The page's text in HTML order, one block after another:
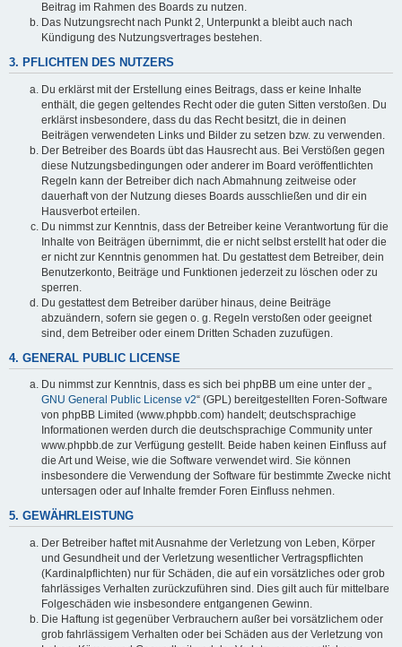
Beitrag im Rahmen des Boards zu nutzen.
Das Nutzungsrecht nach Punkt 2, Unterpunkt a bleibt auch nach
Kündigung des Nutzungsvertrages bestehen.
3. PFLICHTEN DES NUTZERS
Du erklärst mit der Erstellung eines Beitrags, dass er keine Inhalte
enthält, die gegen geltendes Recht oder die guten Sitten verstoßen. Du
erklärst insbesondere, dass du das Recht besitzt, die in deinen
Beiträgen verwendeten Links und Bilder zu setzen bzw. zu verwenden.
Der Betreiber des Boards übt das Hausrecht aus. Bei Verstößen gegen
diese Nutzungsbedingungen oder anderer im Board veröffentlichten
Regeln kann der Betreiber dich nach Abmahnung zeitweise oder
dauerhaft von der Nutzung dieses Boards ausschließen und dir ein
Hausverbot erteilen.
Du nimmst zur Kenntnis, dass der Betreiber keine Verantwortung für die
Inhalte von Beiträgen übernimmt, die er nicht selbst erstellt hat oder die
er nicht zur Kenntnis genommen hat. Du gestattest dem Betreiber, dein
Benutzerkonto, Beiträge und Funktionen jederzeit zu löschen oder zu
sperren.
Du gestattest dem Betreiber darüber hinaus, deine Beiträge
abzuändern, sofern sie gegen o. g. Regeln verstoßen oder geeignet
sind, dem Betreiber oder einem Dritten Schaden zuzufügen.
4. GENERAL PUBLIC LICENSE
Du nimmst zur Kenntnis, dass es sich bei phpBB um eine unter der „
GNU General Public License v2“ (GPL) bereitgestellten Foren-Software
von phpBB Limited (www.phpbb.com) handelt; deutschsprachige
Informationen werden durch die deutschsprachige Community unter
www.phpbb.de zur Verfügung gestellt. Beide haben keinen Einfluss auf
die Art und Weise, wie die Software verwendet wird. Sie können
insbesondere die Verwendung der Software für bestimmte Zwecke nicht
untersagen oder auf Inhalte fremder Foren Einfluss nehmen.
5. GEWÄHRLEISTUNG
Der Betreiber haftet mit Ausnahme der Verletzung von Leben, Körper
und Gesundheit und der Verletzung wesentlicher Vertragspflichten
(Kardinalpflichten) nur für Schäden, die auf ein vorsätzliches oder grob
fahrlässiges Verhalten zurückzuführen sind. Dies gilt auch für mittelbare
Folgeschäden wie insbesondere entgangenen Gewinn.
Die Haftung ist gegenüber Verbrauchern außer bei vorsätzlichem oder
grob fahrlässigem Verhalten oder bei Schäden aus der Verletzung von